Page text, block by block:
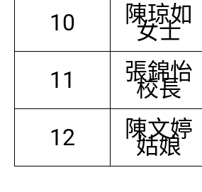
10 陳琼如
女士
11 張錦怡
校長
12 陳文婷
姑娘